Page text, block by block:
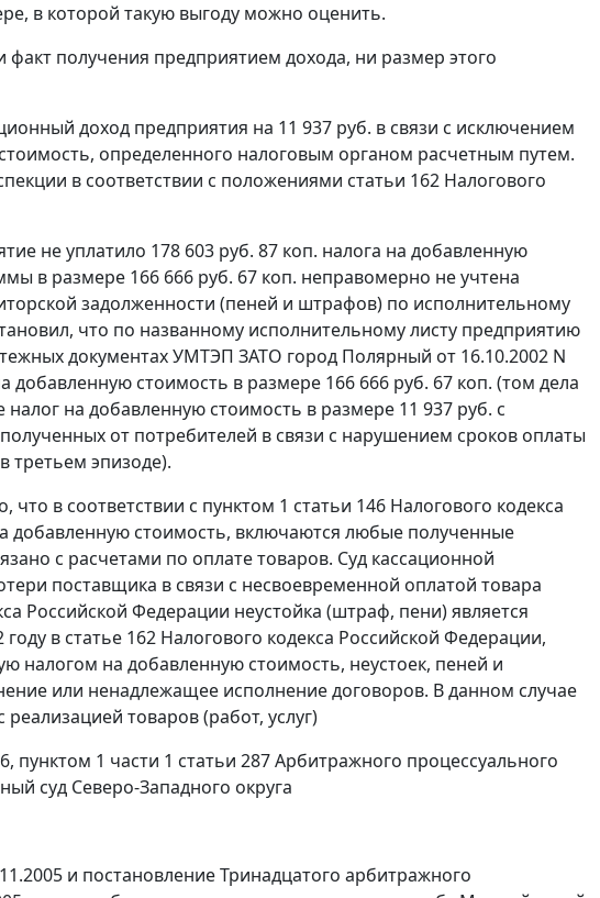
в которой такую выгоду можно оценить.
получения предприятием дохода, ни размер этого
доход предприятия на 11 937 руб. в связи с исключением
определенного налоговым органом расчетным путем.
в соответствии с положениями статьи 162 Налогового
не уплатило 178 603 руб. 87 коп. налога на добавленную
в размере 166 666 руб. 67 коп. неправомерно не учтена
задолженности (пеней и штрафов) по исполнительному
что по названному исполнительному листу предприятию
документах УМТЭП ЗАТО город Полярный от 16.10.2002 N
стоимость в размере 166 666 руб. 67 коп. (том дела
на добавленную стоимость в размере 11 937 руб. с
от потребителей в связи с нарушением сроков оплаты
третьем эпизоде).
что в соответствии с пунктом 1 статьи 146 Налогового кодекса
добавленную стоимость, включаются любые полученные
с расчетами по оплате товаров. Суд кассационной
поставщика в связи с несвоевременной оплатой товара
Российской Федерации неустойка (штраф, пени) является
в статье 162 Налогового кодекса Российской Федерации,
налогом на добавленную стоимость, неустоек, пеней и
или ненадлежащее исполнение договоров. В данном случае
товаров (работ, услуг)
пунктом 1 части 1 статьи 287Арбитражного процессуального
суд Северо-Западного округа
и постановление Тринадцатого арбитражного